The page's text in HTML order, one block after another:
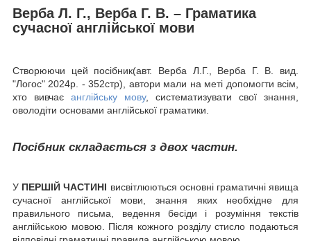
Верба Л. Г., Верба Г. В. – Граматика
сучасної англійської мови
Створюючи цей посібник(авт. Верба Л.Г., Верба Г. В. вид.
"Логос" 2024р. - 352стр), автори мали на меті допомогти всім,
хто вивчає англійську мову, систематизувати свої знання,
оволодіти основами англійської граматики.
Посібник складається з двох частин.
У ПЕРШІЙ ЧАСТИНІ висвітлюються основні граматичні явища
сучасної англійської мови, знання яких необхідне для
правильного письма, ведення бесіди і розуміння текстів
англійською мовою. Після кожного розділу стисло подаються